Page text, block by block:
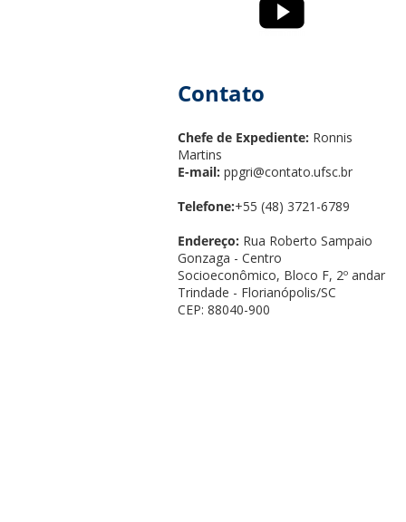
Contato
Chefe de Expediente: Ronnis
Martins
E-mail: ppgri@contato.ufsc.br
Telefone:+55 (48) 3721-6789
Endereço: Rua Roberto Sampaio
Gonzaga - Centro
Socioeconômico, Bloco F, 2º andar
Trindade - Florianópolis/SC
CEP: 88040-900